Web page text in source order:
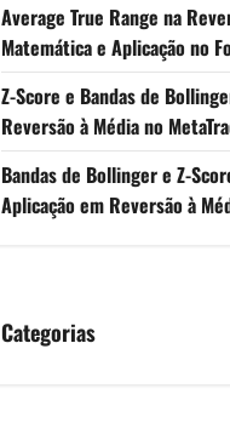
Average True Range na
Matemática e Aplicação no
Z-Score e Bandas de
Reversão à Média no
Bandas de Bollinger e Z-
Aplicação em Reversão à
Categorias